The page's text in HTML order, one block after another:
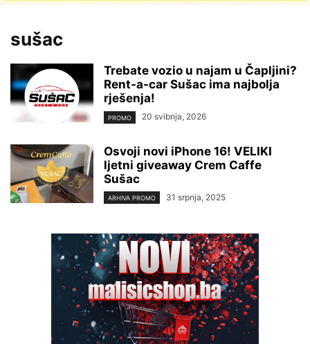
sušac
Trebate vozio u najam u Čapljini?
Rent-a-car Sušac ima najbolja
rješenja!
PROMO 20 svibnja, 2026
Osvoji novi iPhone 16! VELIKI
ljetni giveaway Crem Caffe
Sušac
ARHIVA PROMO 31 srpnja, 2025